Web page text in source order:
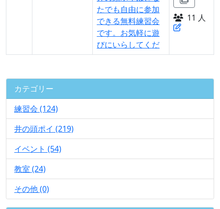
たでも自由に参加
できる無料練習会
です。お気軽に遊
びにいらしてくだ
11 人
カテゴリー
練習会 (124)
井の頭ポイ (219)
イベント (54)
教室 (24)
その他 (0)